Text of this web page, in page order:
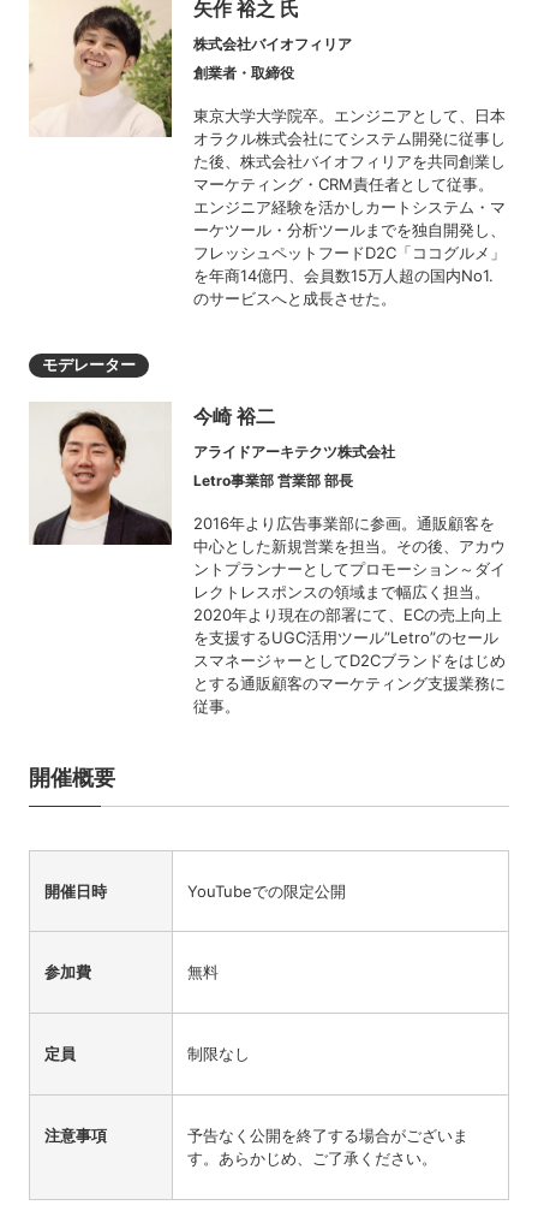
矢作 裕之 氏
株式会社バイオフィリア
創業者・取締役
東京大学大学院卒。エンジニアとして、日本
オラクル株式会社にてシステム開発に従事し
た後、株式会社バイオフィリアを共同創業し
マーケティング・CRM責任者として従事。
エンジニア経験を活かしカートシステム・マ
ーケツール・分析ツールまでを独自開発し、
フレッシュペットフードD2C「ココグルメ」
を年商14億円、会員数15万人超の国内No1.
のサービスへと成長させた。
モデレーター
今崎 裕二
アライドアーキテクツ株式会社
Letro事業部 営業部 部長
2016年より広告事業部に参画。通販顧客を
中心とした新規営業を担当。その後、アカウ
ントプランナーとしてプロモーション～ダイ
レクトレスポンスの領域まで幅広く担当。
2020年より現在の部署にて、ECの売上向上
を支援するUGC活用ツール”Letro”のセール
スマネージャーとしてD2Cブランドをはじめ
とする通販顧客のマーケティング支援業務に
従事。
開催概要
開催日時 YouTubeでの限定公開
参加費 無料
定員 制限なし
注意事項
予告なく公開を終了する場合がございま
す。あらかじめ、ご了承ください。